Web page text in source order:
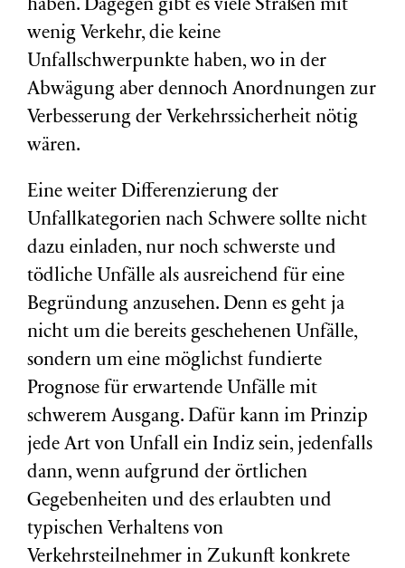
haben. Dagegen gibt es viele Straßen mit
wenig Verkehr, die keine
Unfallschwerpunkte haben, wo in der
Abwägung aber dennoch Anordnungen zur
Verbesserung der Verkehrssicherheit nötig
wären.
Eine weiter Differenzierung der
Unfallkategorien nach Schwere sollte nicht
dazu einladen, nur noch schwerste und
tödliche Unfälle als ausreichend für eine
Begründung anzusehen. Denn es geht ja
nicht um die bereits geschehenen Unfälle,
sondern um eine möglichst fundierte
Prognose für erwartende Unfälle mit
schwerem Ausgang. Dafür kann im Prinzip
jede Art von Unfall ein Indiz sein, jedenfalls
dann, wenn aufgrund der örtlichen
Gegebenheiten und des erlaubten und
typischen Verhaltens von
Verkehrsteilnehmer in Zukunft konkrete